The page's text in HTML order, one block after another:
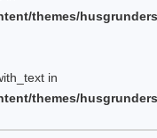
themes/
in
themes/